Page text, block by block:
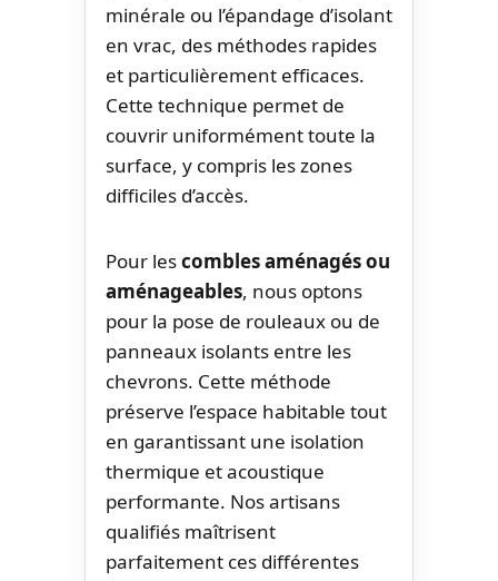
minérale ou l’épandage d’isolant
en vrac, des méthodes rapides
et particulièrement efficaces.
Cette technique permet de
couvrir uniformément toute la
surface, y compris les zones
difficiles d’accès.
Pour lescombles aménagés ou
aménageables, nous optons
pour la pose de rouleaux ou de
panneaux isolants entre les
chevrons. Cette méthode
préserve l’espace habitable tout
en garantissant une isolation
thermique et acoustique
performante. Nos artisans
qualifiés maîtrisent
parfaitement ces différentes